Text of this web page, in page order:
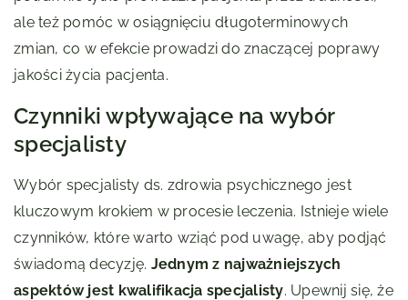
ale też pomóc w osiągnięciu długoterminowych
zmian, co w efekcie prowadzi do znaczącej poprawy
jakości życia pacjenta.
Czynniki wpływające na wybór
specjalisty
Wybór specjalisty ds. zdrowia psychicznego jest
kluczowym krokiem w procesie leczenia. Istnieje wiele
czynników, które warto wziąć pod uwagę, aby podjąć
świadomą decyzję. Jednym z najważniejszych
aspektów jest kwalifikacja specjalisty. Upewnij się, że